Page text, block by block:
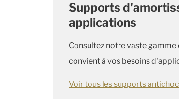
Supports
applications
Consultez notre vaste
convient à vos besoins
Voir tous les supports